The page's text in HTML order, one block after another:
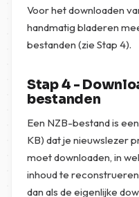
Voor het downloaden
handmatig bladeren
bestanden (zie Stap 4).
Stap 4 -
bestanden
Een NZB-bestand is
KB) dat je nieuwslezer
moet downloaden, in
inhoud te
dan als de eigenlijke